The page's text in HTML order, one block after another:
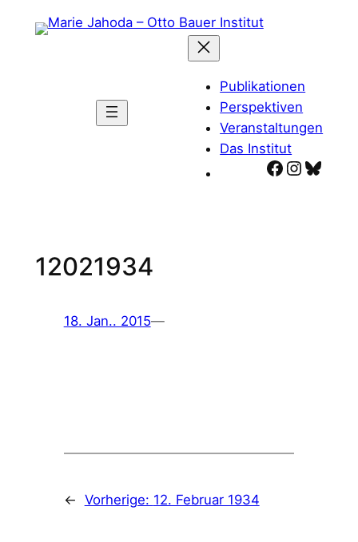
Inhalt
Publikationen
Perspektiven
Veranstaltungen
Das Institut
Facebook
12021934
18. Jan.. 2015—
← Vorherige: 12. Februar 1934